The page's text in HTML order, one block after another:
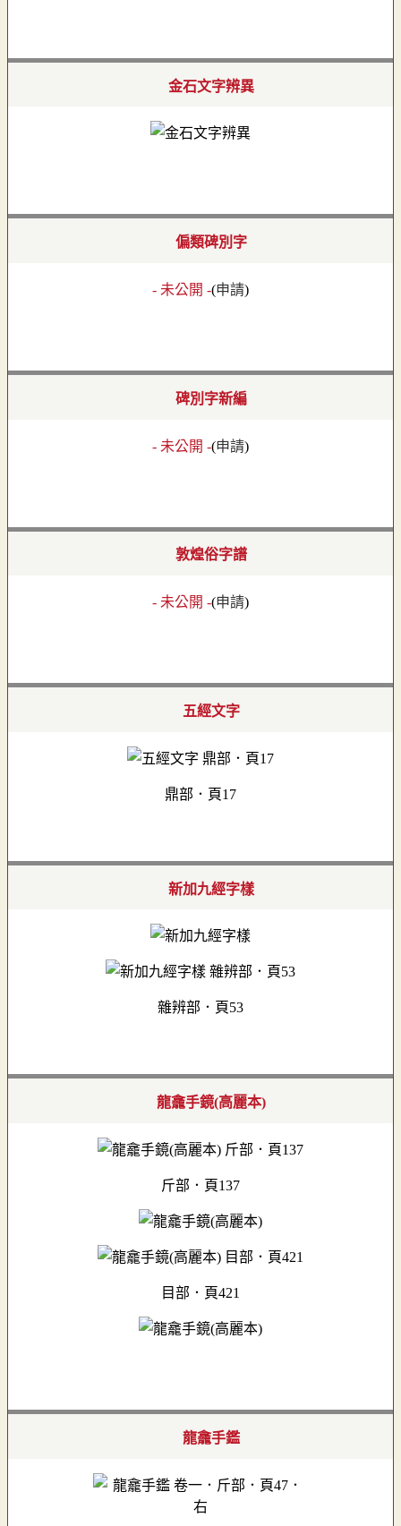
金石文字辨異
偏類碑別字
- 未公開 -(申請)
碑別字新編
- 未公開 -(申請)
敦煌俗字譜
- 未公開 -(申請)
五經文字
鼎部．頁17
新加九經字樣
雜辨部．頁53
龍龕手鏡(高麗本)
斤部．頁137
目部．頁421
龍龕手鑑